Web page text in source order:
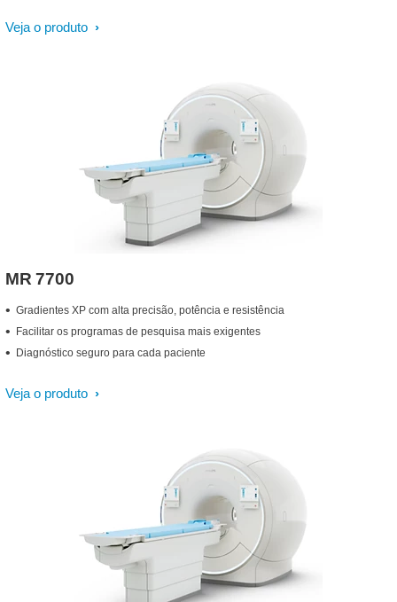
Veja o produto
MR 7700
Gradientes XP com alta precisão, potência e resistência
Facilitar os programas de pesquisa mais exigentes
Diagnóstico seguro para cada paciente
Veja o produto